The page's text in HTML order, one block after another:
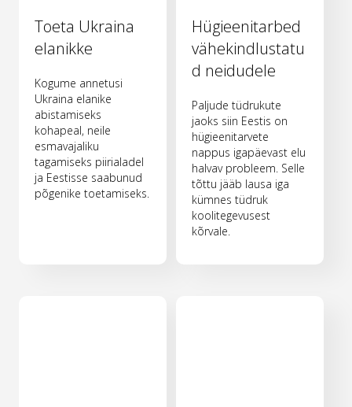
Toeta Ukraina
elanikke
Kogume annetusi
Ukraina elanike
abistamiseks
kohapeal, neile
esmavajaliku
tagamiseks piirialadel
ja Eestisse saabunud
põgenike toetamiseks.
Hügieenitarbed
vähekindlustatu
d neidudele
Paljude tüdrukute
jaoks siin Eestis on
hügieenitarvete
nappus igapäevast elu
halvav probleem. Selle
tõttu jääb lausa iga
kümnes tüdruk
koolitegevusest
kõrvale.